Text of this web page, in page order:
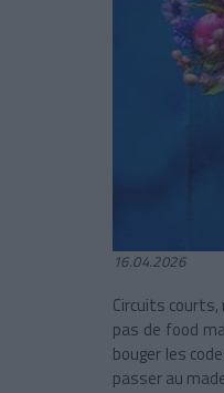
16.04.2026
Circuits
pas de food
bouger les
passer au